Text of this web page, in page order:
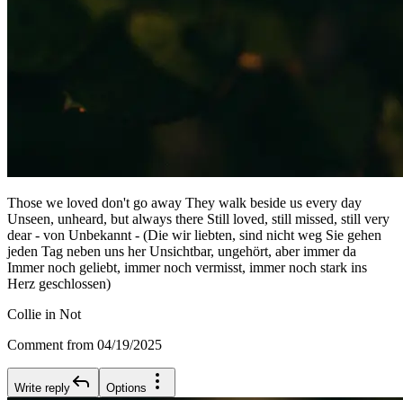
Those we loved don't go away They walk beside us every day
Unseen, unheard, but always there Still loved, still missed, still very
dear - von Unbekannt - (Die wir liebten, sind nicht weg Sie gehen
jeden Tag neben uns her Unsichtbar, ungehört, aber immer da
Immer noch geliebt, immer noch vermisst, immer noch stark ins
Herz geschlossen)
Collie in Not
Comment from 04/19/2025
Write reply Options